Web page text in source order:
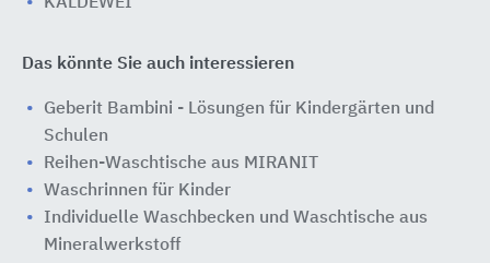
Das könnte Sie auch interessieren
Geberit Bambini - Lösungen für Kindergärten und
Schulen
Reihen-Waschtische aus MIRANIT
Waschrinnen für Kinder
Individuelle Waschbecken und Waschtische aus
Mineralwerkstoff